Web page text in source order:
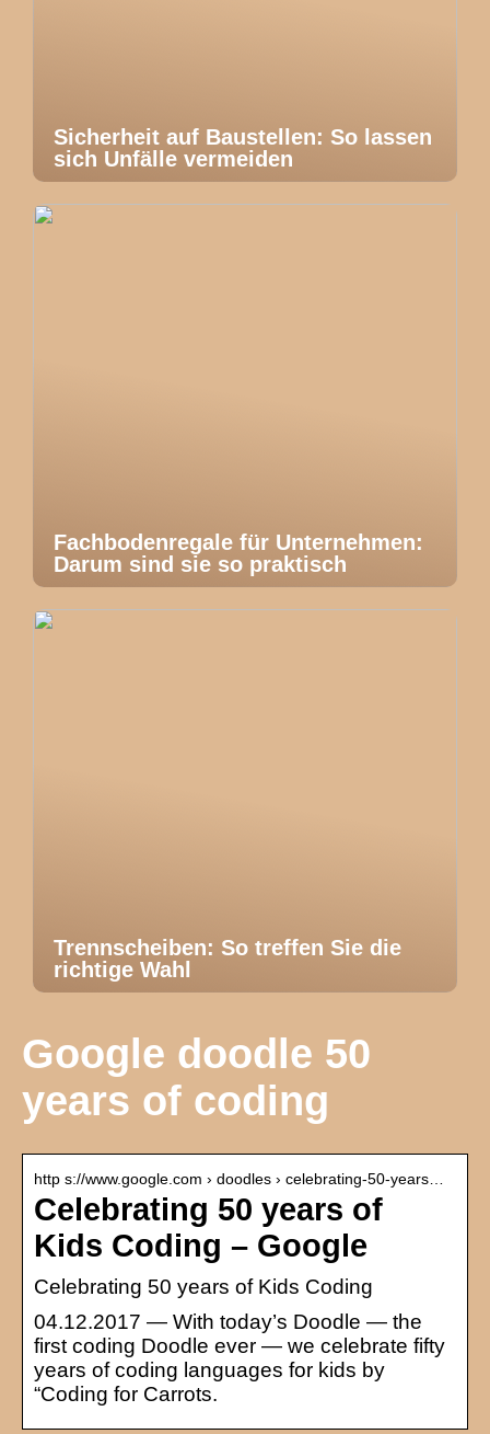
Sicherheit auf Baustellen: So lassen
sich Unfälle vermeiden
Fachbodenregale für Unternehmen:
Darum sind sie so praktisch
Trennscheiben: So treffen Sie die
richtige Wahl
Google doodle 50
years of coding
http s://www.google.com › doodles › celebrating-50-years…
Celebrating 50 years of
Kids Coding – Google
Celebrating 50 years of Kids Coding
04.12.2017 — With today’s Doodle — the
first coding Doodle ever — we celebrate fifty
years of coding languages for kids by
“Coding for Carrots.